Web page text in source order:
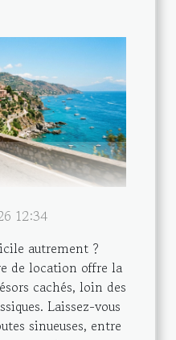
12:34
autrement ?
de location offre la
cachés, loin des
Laissez-vous
sinueuses, entre